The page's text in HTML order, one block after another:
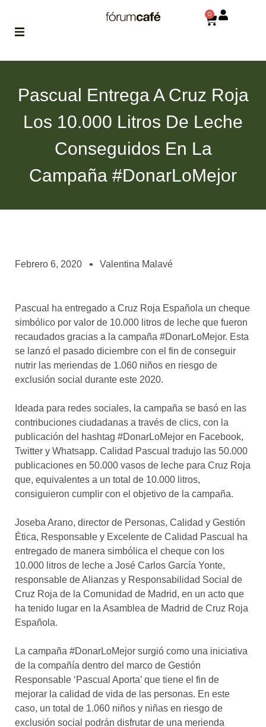
de fórum
BLOG
asociados
el café siempre tiene
algo nuevo que
enseñarnos
BOLSA DE TRABAJO
¡te imaginas vivir de tu pasión
por el café?
CONTACTO
¡queremos saber
de ti!
0
Pascual Entrega A Cruz Roja
Los 10.000 Litros De Leche
Conseguidos En La
Campaña #DonarLoMejor
Febrero 6, 2020 Valentina Malavé
Pascual ha entregado a Cruz Roja Española un cheque
simbólico por valor de 10.000 litros de leche que fueron
recaudados gracias a la campaña #DonarLoMejor. Esta
se lanzó el pasado diciembre con el fin de conseguir
nutrir las meriendas de 1.060 niños en riesgo de
exclusión social durante este 2020.
Ideada para redes sociales, la campaña se basó en las
contribuciones ciudadanas a través de clics, con la
publicación del hashtag #DonarLoMejor en Facebook,
Twitter y Whatsapp. Calidad Pascual tradujo las 50.000
publicaciones en 50.000 vasos de leche para Cruz Roja
que, equivalentes a un total de 10.000 litros,
consiguieron cumplir con el objetivo de la campaña.
Joseba Arano, director de Personas, Calidad y Gestión
Ética, Responsable y Excelente de Calidad Pascual ha
entregado de manera simbólica el cheque con los
10.000 litros de leche a José Carlos García Yonte,
responsable de Alianzas y Responsabilidad Social de
Cruz Roja de la Comunidad de Madrid, en un acto que
ha tenido lugar en la Asamblea de Madrid de Cruz Roja
Española.
La campaña #DonarLoMejor surgió como una iniciativa
de la compañía dentro del marco de Gestión
Responsable ‘Pascual Aporta’ que tiene el fin de
mejorar la calidad de vida de las personas. En este
caso, un total de 1.060 niños y niñas en riesgo de
exclusión social podrán disfrutar de una merienda